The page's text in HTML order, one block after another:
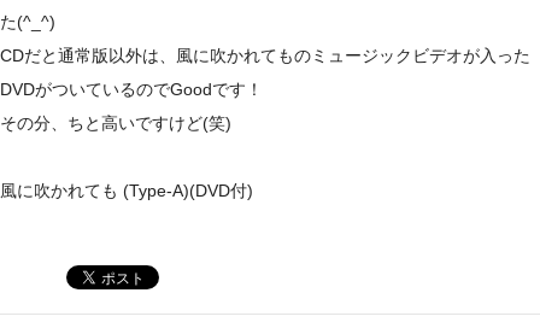
た(^_^)
CDだと通常版以外は、風に吹かれてものミュージックビデオが入った
DVDがついているのでGoodです！
その分、ちと高いですけど(笑)
風に吹かれても (Type-A)(DVD付)